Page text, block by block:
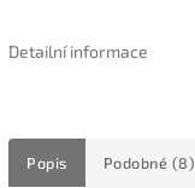
Detailní informace
Popis Podobné (8)